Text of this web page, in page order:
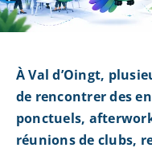
À Val d’Oingt,
de rencontrer des
ponctuels,
réunions de clubs,